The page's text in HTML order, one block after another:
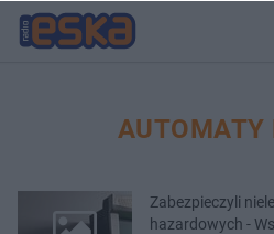
AUTOMATY
Zabezpieczyli
hazardowych -